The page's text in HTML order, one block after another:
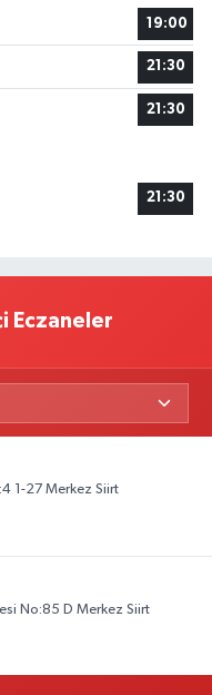
19:00
21:30
21:30
21:30
Eczaneler
1-27 Merkez Siirt
No:85 D Merkez Siirt